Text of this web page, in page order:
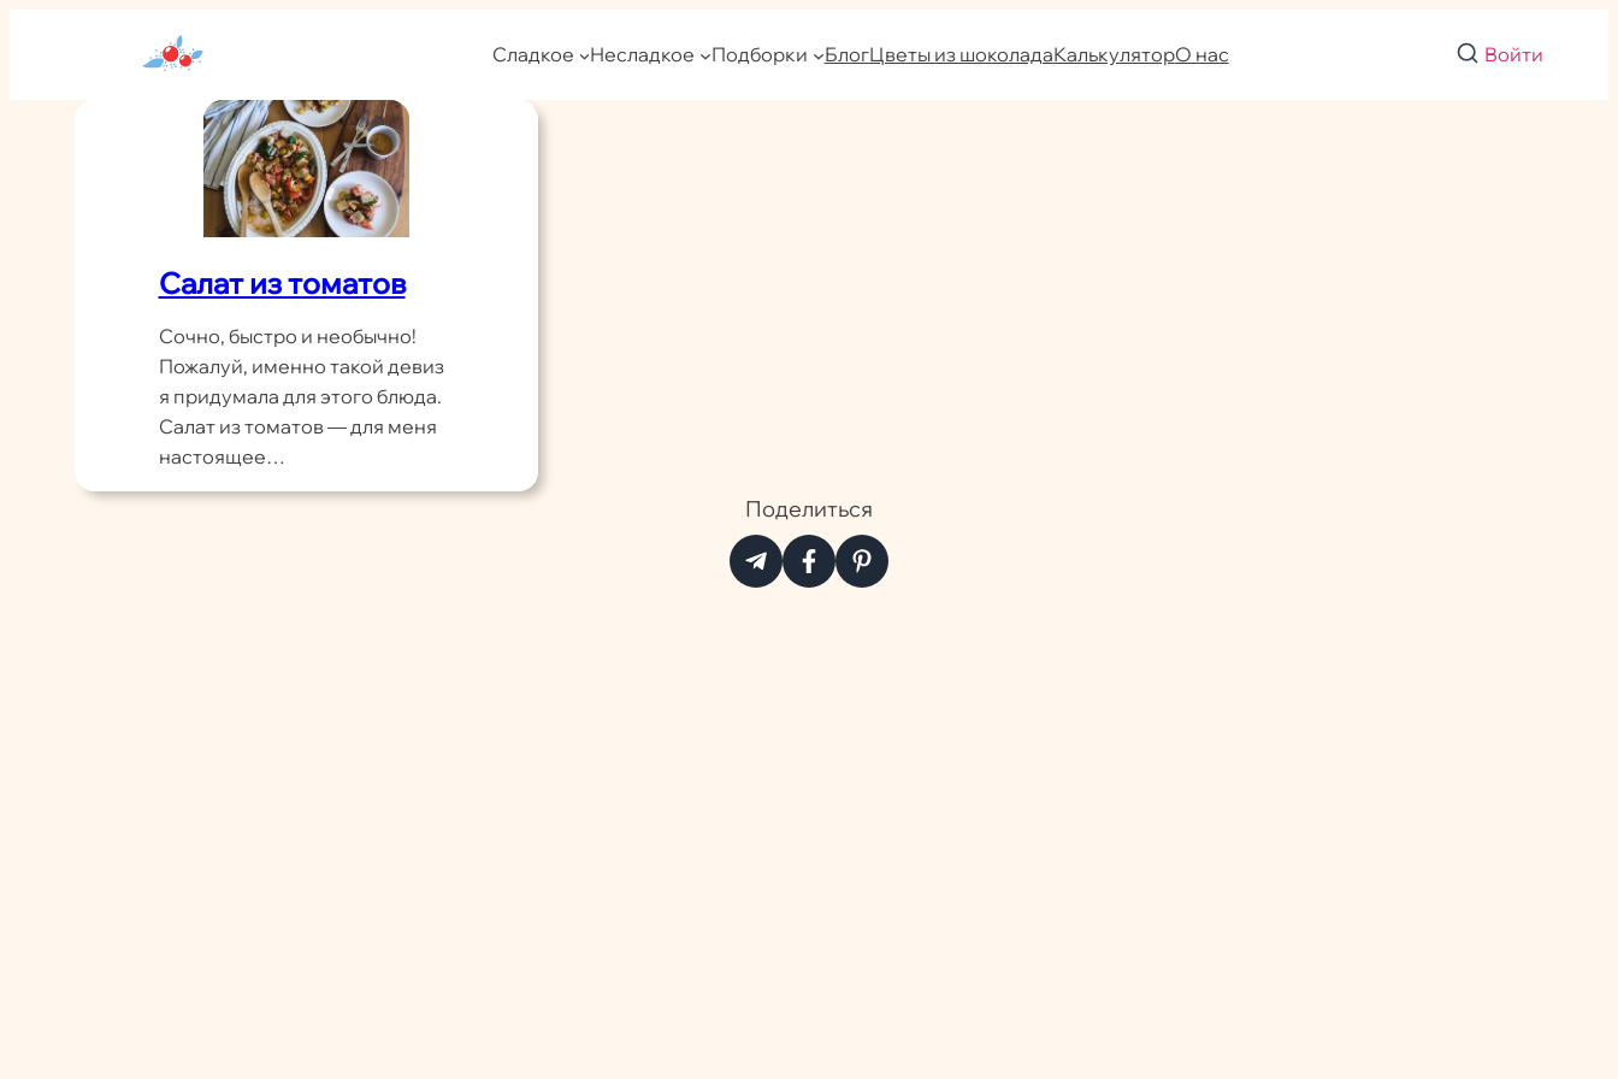
Сладкое Несладкое Подборки БлогЦветы из шоколадаКалькуляторО нас Войти
Салат из томатов
Сочно, быстро и необычно!
Пожалуй, именно такой девиз
я придумала для этого блюда.
Салат из томатов — для меня
настоящее…
Поделиться